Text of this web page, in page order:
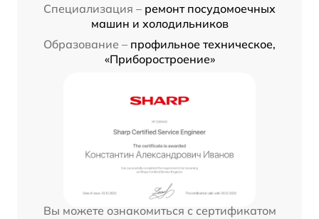
Специализация – ремонт посудомоечных
машин и холодильников
Образование – профильное техническое,
«Приборостроение»
Вы можете ознакомиться с сертификатом